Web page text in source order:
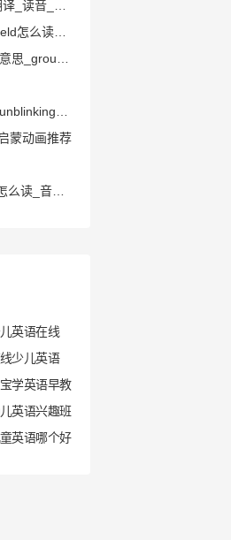
airfield是什么意思_airfield怎么读_音标'eəfi-ld
蒙动画推荐
crew是什么意思_crew怎么读_音标kru-
英语在线
少儿英语
学英语早教
英语兴趣班
英语哪个好